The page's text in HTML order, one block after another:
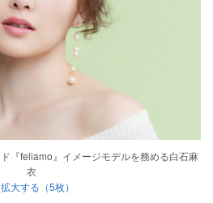
『feliamo』イメージモデルを務める白石麻
衣
拡大する（5枚）